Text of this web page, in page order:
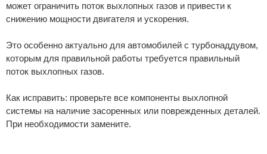
может ограничить поток выхлопных газов и привести к
снижению мощности двигателя и ускорения.
Это особенно актуально для автомобилей с турбонаддувом,
которым для правильной работы требуется правильный
поток выхлопных газов.
Как исправить: проверьте все компоненты выхлопной
системы на наличие засоренных или поврежденных деталей.
При необходимости замените.